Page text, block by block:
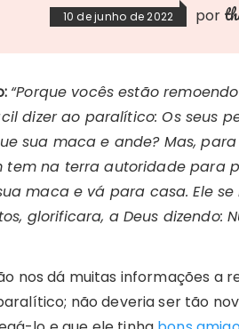
10 de junho de 2022 por
“Porque vocês estão
dizer ao paralítico: Os seus
sua maca e ande? Mas,
tem na terra autoridade para
maca e vá para casa. Ele
glorificara, a Deus dizendo:
nos dá muitas informações a
não deveria ser tão